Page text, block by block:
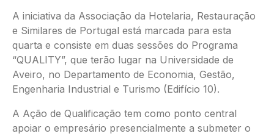
A iniciativa da Associação da Hotelaria, Restauração
e Similares de Portugal está marcada para esta
quarta e consiste em duas sessões do Programa
“QUALITY”, que terão lugar na Universidade de
Aveiro, no Departamento de Economia, Gestão,
Engenharia Industrial e Turismo (Edifício 10).
A Ação de Qualificação tem como ponto central
apoiar o empresário presencialmente a submeter o